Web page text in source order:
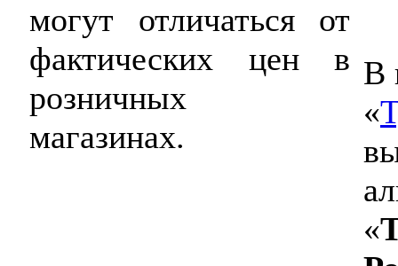
могут отличаться от
фактических цен в
розничных
магазинах.
В
«
«